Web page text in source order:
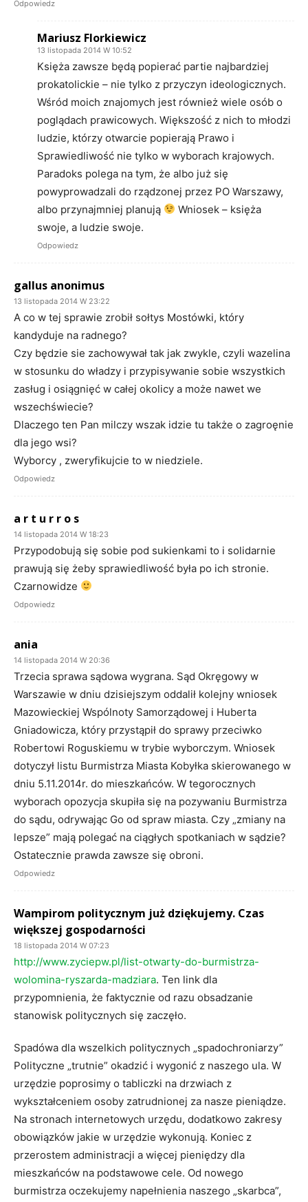
Odpowiedz
Mariusz Florkiewicz
13 listopada 2014 W 10:52
Księża zawsze będą popierać partie najbardziej
prokatolickie – nie tylko z przyczyn ideologicznych.
Wśród moich znajomych jest również wiele osób o
poglądach prawicowych. Większość z nich to młodzi
ludzie, którzy otwarcie popierają Prawo i
Sprawiedliwość nie tylko w wyborach krajowych.
Paradoks polega na tym, że albo już się
powyprowadzali do rządzonej przez PO Warszawy,
albo przynajmniej planują
Wniosek – księża
swoje, a ludzie swoje.
Odpowiedz
gallus anonimus
13 listopada 2014 W 23:22
A co w tej sprawie zrobił sołtys Mostówki, który
kandyduje na radnego?
Czy będzie sie zachowywał tak jak zwykle, czyli wazelina
w stosunku do władzy i przypisywanie sobie wszystkich
zasług i osiągnięć w całej okolicy a może nawet we
wszechświecie?
Dlaczego ten Pan milczy wszak idzie tu także o zagroęnie
dla jego wsi?
Wyborcy , zweryfikujcie to w niedziele.
Odpowiedz
a r t u r r o s
14 listopada 2014 W 18:23
Przypodobują się sobie pod sukienkami to i solidarnie
prawują się żeby sprawiedliwość była po ich stronie.
Czarnowidze
Odpowiedz
ania
14 listopada 2014 W 20:36
Trzecia sprawa sądowa wygrana. Sąd Okręgowy w
Warszawie w dniu dzisiejszym oddalił kolejny wniosek
Mazowieckiej Wspólnoty Samorządowej i Huberta
Gniadowicza, który przystąpił do sprawy przeciwko
Robertowi Roguskiemu w trybie wyborczym. Wniosek
dotyczył listu Burmistrza Miasta Kobyłka skierowanego w
dniu 5.11.2014r. do mieszkańców. W tegorocznych
wyborach opozycja skupiła się na pozywaniu Burmistrza
do sądu, odrywając Go od spraw miasta. Czy „zmiany na
lepsze” mają polegać na ciągłych spotkaniach w sądzie?
Ostatecznie prawda zawsze się obroni.
Odpowiedz
Wampirom politycznym już dziękujemy. Czas
większej gospodarności
18 listopada 2014 W 07:23
http://www.zyciepw.pl/list-otwarty-do-burmistrza-
wolomina-ryszarda-madziara. Ten link dla
przypomnienia, że faktycznie od razu obsadzanie
stanowisk politycznych się zaczęło.
Spadówa dla wszelkich politycznych „spadochroniarzy”
Polityczne „trutnie” okadzić i wygonić z naszego ula. W
urzędzie poprosimy o tabliczki na drzwiach z
wykształceniem osoby zatrudnionej za nasze pieniądze.
Na stronach internetowych urzędu, dodatkowo zakresy
obowiązków jakie w urzędzie wykonują. Koniec z
przerostem administracji a więcej pieniędzy dla
mieszkańców na podstawowe cele. Od nowego
burmistrza oczekujemy napełnienia naszego „skarbca”,